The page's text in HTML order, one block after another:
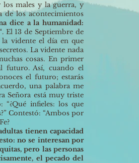
los males y la guerra, y
de los acontecimientos
dice a la humanidad:
. El 13 de Septiembre de
vidente el día en que
La vidente nada
cosas. En primer
futuro. Así, cuando el
el futuro; estarás
una palabra me
Señora está muy triste
infieles: los que
Contestó: “Ambos por
tienen capacidad
no se interesan por
pero las personas
el pecado del